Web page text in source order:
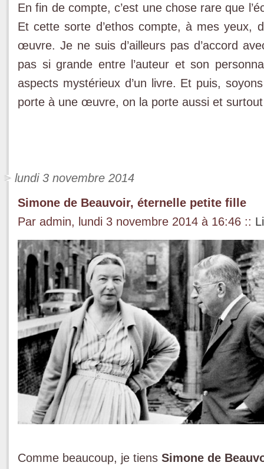
En fin de compte, c’est une chose rare que
Et cette sorte d’ethos compte, à mes yeux,
œuvre. Je ne suis d’ailleurs pas d’accord
pas si grande entre l’auteur et son
aspects mystérieux d’un livre. Et puis,
porte à une œuvre, on la porte aussi et surtout
lundi 3 novembre 2014
Simone de Beauvoir, éternelle petite fille
Par admin, lundi 3 novembre 2014 à 16:46 ::
Comme beaucoup, je tiens Simone de